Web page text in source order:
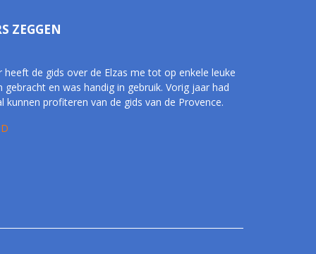
ZEGGEN
heeft de gids over de Elzas me tot op enkele leuke
gebracht en was handig in gebruik. Vorig jaar had
kunnen profiteren van de gids van de Provence.